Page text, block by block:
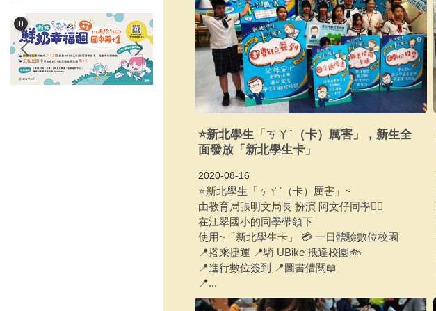
⭐新北學生「ㄎㄚˋ（卡）厲害」，新生全
面發放「新北學生卡」
2020-08-16
⭐新北學生「ㄎㄚˋ（卡）厲害」~
由教育局張明文局長 扮演 阿文仔同學🙋‍♂
在江翠國小的同學帶領下
使用~「新北學生卡」 💳 一日體驗數位校園
📍搭乘捷運 📍騎 UBike 抵達校園🚲
📍進行數位簽到 📍圖書借閱📖
📍...